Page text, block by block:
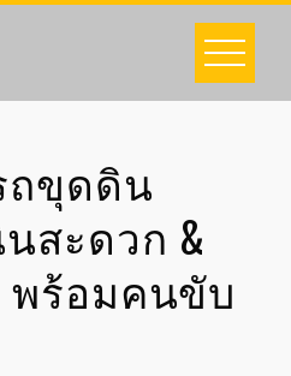
ถขุดดิน
สะดวก &
พร้อมคนขับ